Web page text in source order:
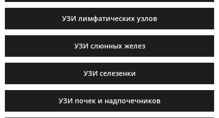
УЗИ лимфатических узлов
УЗИ слюнных желез
УЗИ селезенки
УЗИ почек и надпочечников